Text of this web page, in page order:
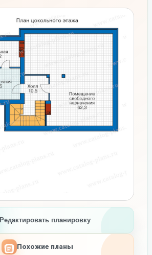
Редактировать планировку
Похожие планы